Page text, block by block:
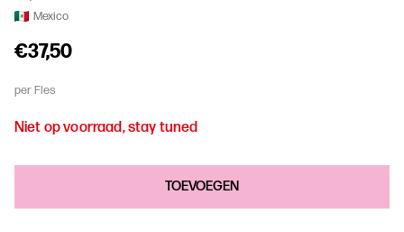
Mexico
€37,50
per Fles
Niet op voorraad, stay tuned